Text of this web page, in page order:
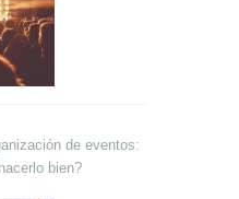
de eventos:
bien?